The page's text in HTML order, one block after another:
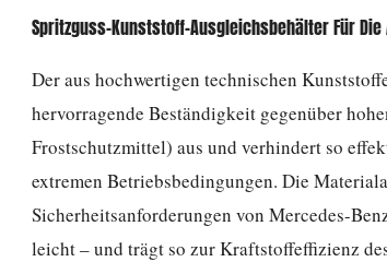
Spritzguss-Kunststoff-Ausgleichsbehälter Für
Der aus hochwertigen technischen
hervorragende Beständigkeit gegenüber
Frostschutzmittel) aus und verhindert so
extremen Betriebsbedingungen. Die
Sicherheitsanforderungen von Mercedes-
leicht – und trägt so zur Kraftstoffeffizienz